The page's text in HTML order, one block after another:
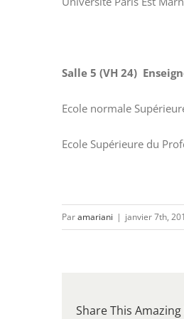
Salle 5 (VH 24)
Ecole normale
Ecole Supérieure du
Paramariani | janvier 7th,
Share This